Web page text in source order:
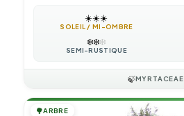
☀️☀️☀️
SOLEIL / MI-OMBRE
❄️❄️❄️
SEMI-RUSTIQUE
🍃MYRTACEAE
🌳ARBRE